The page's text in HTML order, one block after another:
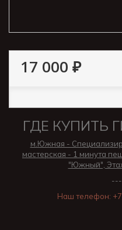
17 000 ₽
ГДЕ КУПИТЬ
м.Южная -
мастерская - 1 минута
"Южный",
Наш телефон: